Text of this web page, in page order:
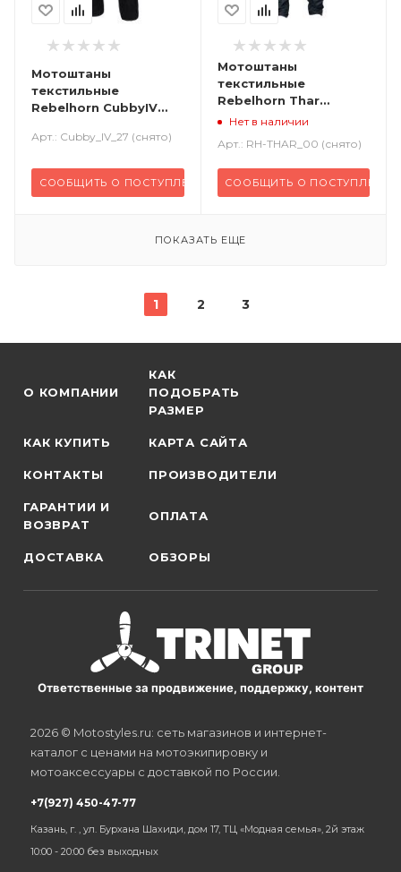
Мотоштаны
текстильные
Rebelhorn CubbyIV
желтый
Арт.: Cubby_IV_27 (снято)
СООБЩИТЬ О ПОСТУПЛЕНИИ
Мотоштаны
текстильные
Rebelhorn Thar
черный
Нет в наличии
Арт.: RH-THAR_00 (снято)
СООБЩИТЬ О ПОСТУПЛЕНИИ
ПОКАЗАТЬ ЕЩЕ
1 2 3
О КОМПАНИИ
КАК
ПОДОБРАТЬ
РАЗМЕР
КАК КУПИТЬ КАРТА САЙТА
КОНТАКТЫ ПРОИЗВОДИТЕЛИ
ГАРАНТИИ И
ВОЗВРАТ
ОПЛАТА
ДОСТАВКА ОБЗОРЫ
Ответственные за продвижение, поддержку, контент
2026 © Motostyles.ru: сеть магазинов и интернет-
каталог с ценами на мотоэкипировку и
мотоаксессуары с доставкой по России.
+7(927) 450-47-77
Казань, г. , ул. Бурхана Шахиди, дом 17, ТЦ «Модная семья», 2й этаж
10:00 - 20:00 без выходных